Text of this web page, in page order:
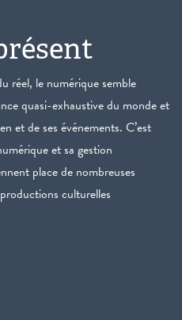
réel, le numérique semble
quasi-exhaustive du monde et
et de ses événements. C’est
et sa gestion
place de nombreuses
culturelles